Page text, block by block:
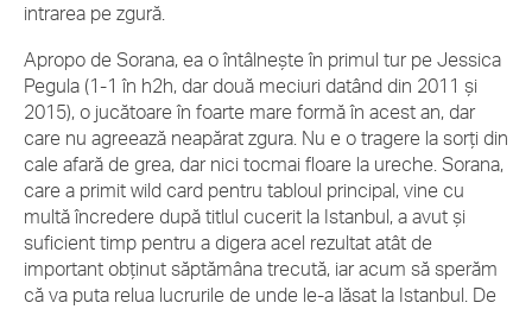
intrarea pe zgură.
Apropo de Sorana, ea o întâlnește în primul tur pe Jessica
Pegula (1-1 în h2h, dar două meciuri datând din 2011 și
2015), o jucătoare în foarte mare formă în acest an, dar
care nu agreează neapărat zgura. Nu e o tragere la sorți din
cale afară de grea, dar nici tocmai floare la ureche. Sorana,
care a primit wild card pentru tabloul principal, vine cu
multă încredere după titlul cucerit la Istanbul, a avut și
suficient timp pentru a digera acel rezultat atât de
important obținut săptămâna trecută, iar acum să sperăm
că va puta relua lucrurile de unde le-a lăsat la Istanbul. De